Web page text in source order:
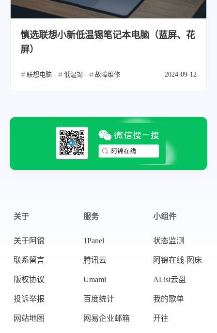
慎选联想小新低温锡笔记本电脑（蓝屏、花
屏）
联想电脑 低温锡 故障维修 2024-09-12
关于
关于阿锦
联系留言
版权协议
投诉举报
网站地图
服务
1Panel
腾讯云
Umami
百度统计
网易企业邮箱
小组件
状态监测
阿锦在线-图床
AList云盘
我的歌单
开往